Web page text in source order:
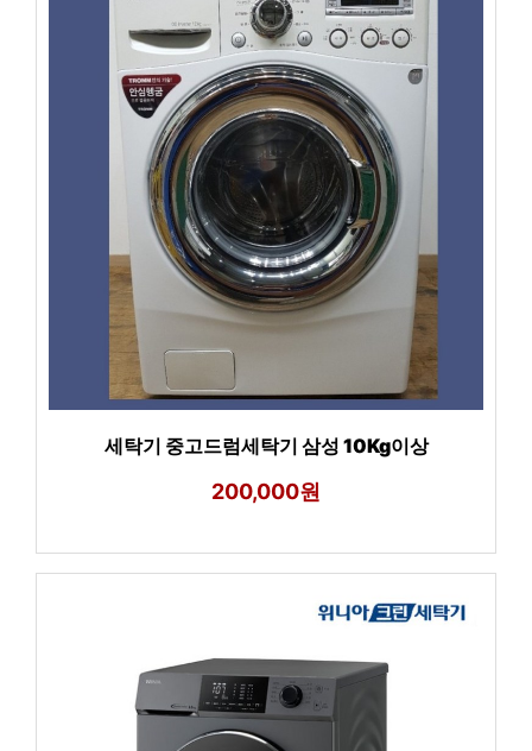
세탁기 중고드럼세탁기 삼성 10Kg이상
200,000원